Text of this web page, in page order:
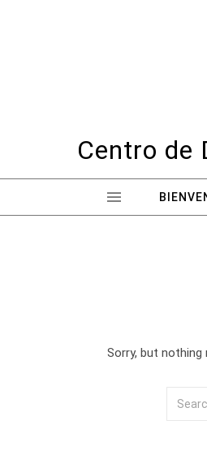
Centro de
Sorry, but